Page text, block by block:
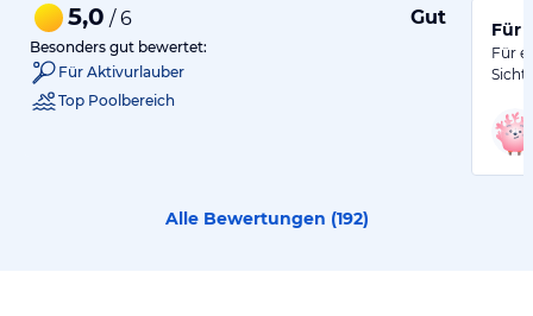
5,0 / 6 Gut
Besonders gut bewertet:
Für Aktivurlauber
Top Poolbereich
Für
Für
Sicht
Alle Bewertungen (192)